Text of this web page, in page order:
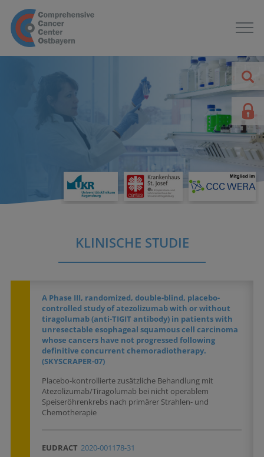
KLINISCHE STUDIE
A Phase III, randomized, double-blind, placebo-
controlled study of atezolizumab with or without
tiragolumab (anti-TIGIT antibody) in patients with
unresectable esophageal squamous cell carcinoma
whose cancers have not progressed following
definitive concurrent chemoradiotherapy.
(SKYSCRAPER-07)
Placebo-kontrollierte zusätzliche Behandlung mit
Atezolizumab/Tiragolumab bei nicht operablem
Speiseröhrenkrebs nach primärer Strahlen- und
Chemotherapie
EUDRACT 2020-001178-31